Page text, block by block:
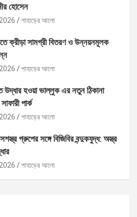
হোসেন
পাহাড়ের আলো
ক্রীড়া সামগ্রী বিতরণ ও উন্নয়নমূলক
পাহাড়ের আলো
উদ্ধার হওয়া ভাল্লুক এর নতুন ঠিকানা
পার্ক
পাহাড়ের আলো
সশস্ত্র গ্রুপের সঙ্গে বিজিবির বন্দুকযুদ্ধ: অস্ত্র
পাহাড়ের আলো